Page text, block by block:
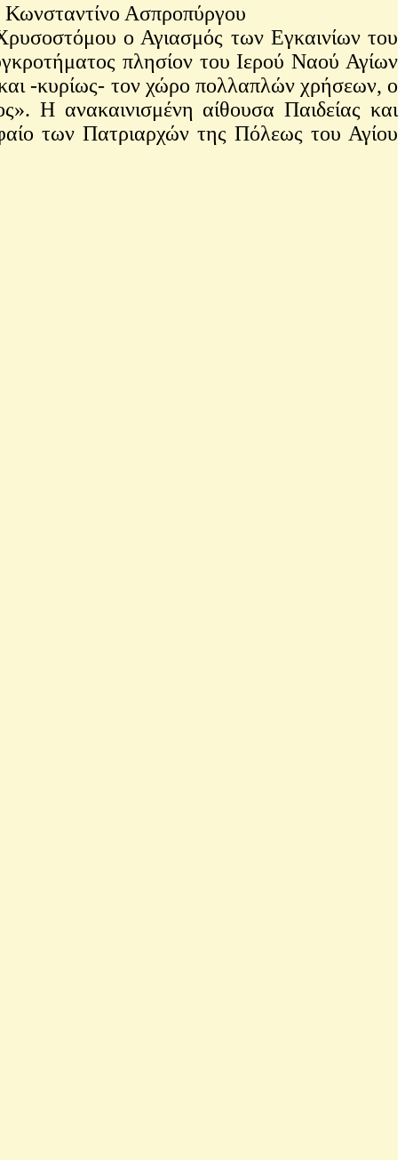
Κωνσταντίνο Ασπροπύργου
ο Αγιασμός των Εγκαινίων του
πλησίον του Ιερού Ναού Αγίων
-κυρίως- τον χώρο πολλαπλών χρήσεων, ο
Η ανακαινισμένη αίθουσα Παιδείας και
των Πατριαρχών της Πόλεως του Αγίου